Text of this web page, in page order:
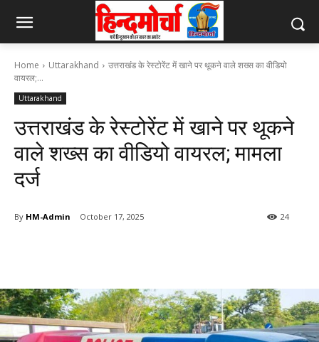
Home Uttarakhand
उत्तराखंड के रेस्टोरेंट में खाने पर थूकने वाले शख्स का वीडियो
वायरल;...
Uttarakhand
उत्तराखंड के रेस्टोरेंट में खाने पर थूकने
वाले शख्स का वीडियो वायरल; मामला
दर्ज
By HM-Admin October 17, 2025 24